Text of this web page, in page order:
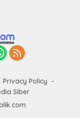
Privacy Policy
Siber